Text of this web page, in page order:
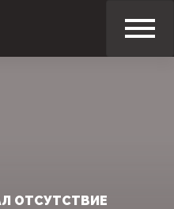
ОТСУТСТВИЕ